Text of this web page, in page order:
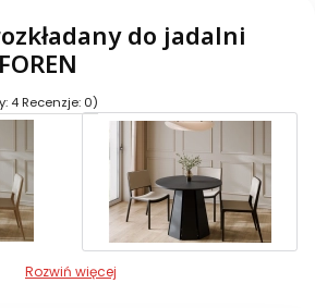
do jadalni
4 Recenzje: 0)
Rozwiń więcej